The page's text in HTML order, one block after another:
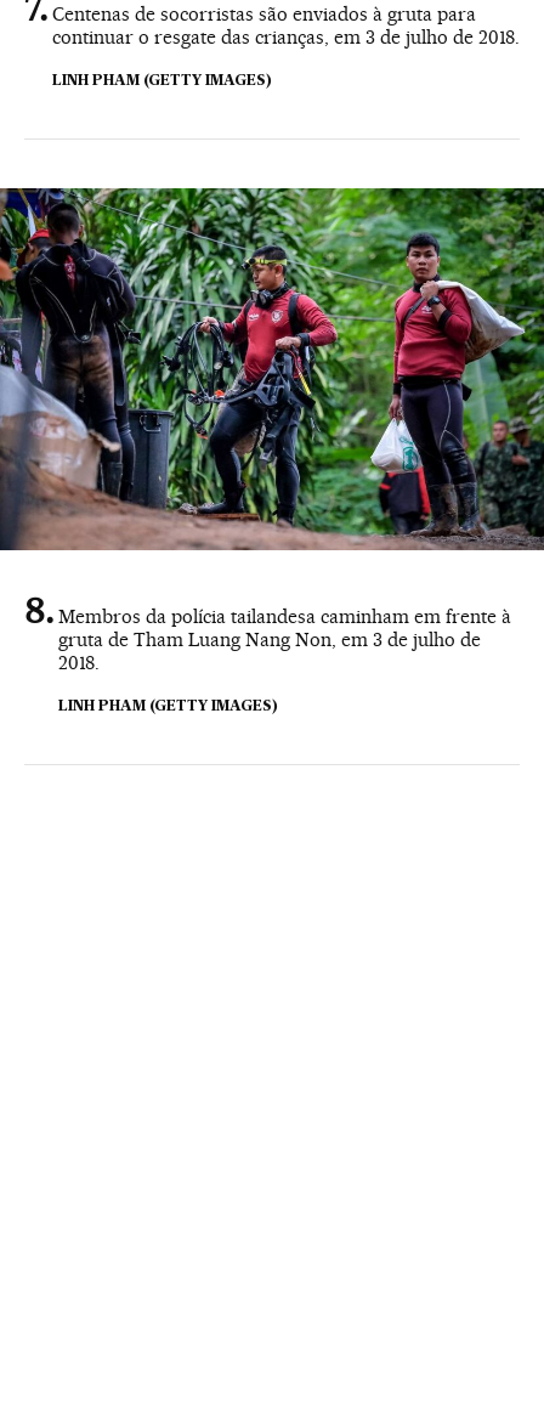
Centenas de socorristas são enviados à gruta para
continuar o resgate das crianças, em 3 de julho de 2018.
LINH PHAM (GETTY IMAGES)
Membros da polícia tailandesa caminham em frente à
gruta de Tham Luang Nang Non, em 3 de julho de
2018.
LINH PHAM (GETTY IMAGES)